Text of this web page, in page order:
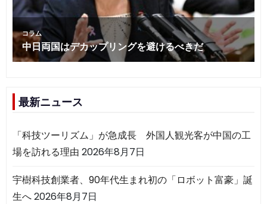
最新ニュース
「科技ツーリズム」が急成長 外国人観光客が中国の工
場を訪れる理由 2026年8月7日
宇樹科技創業者、90年代生まれ初の「ロボット富豪」誕
生へ2026年8月7日